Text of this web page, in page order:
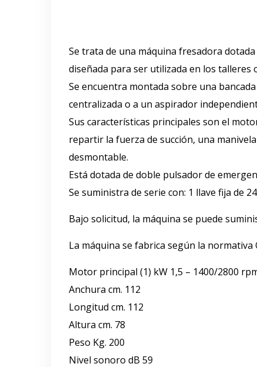
Se trata de una máquina fresadora
diseñada para ser utilizada en los talleres
Se encuentra montada sobre una
centralizada o a un aspirador
Sus características principales son el
repartir la fuerza de succión, una
desmontable.
Está dotada de doble pulsador de
Se suministra de serie con: 1 llave fija de
Bajo solicitud, la máquina se puede
La máquina se fabrica según la normativa
Motor principal (1) kW 1,5 – 1400/2800
Anchura cm. 112
Longitud cm. 112
Altura cm. 78
Peso Kg. 200
Nivel sonoro dB 59